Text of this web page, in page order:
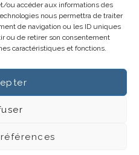
ou accéder aux informations des
nous permettra de traiter
de navigation ou les ID uniques
ou de retirer son consentement
caractéristiques et fonctions.
CGV